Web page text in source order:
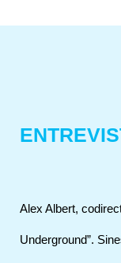
Alex Albert,
Underground”.